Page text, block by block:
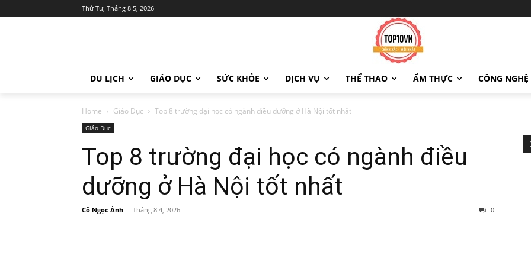
Thứ Tư, Tháng 8 5, 2026
DU LỊCH GIÁO DỤC SỨC KHỎE DỊCH VỤ THỂ THAO ẨM THỰC CÔNG NGHỆ
Home Giáo Dục Top 8 trường đại học có ngành điều dưỡng ở Hà Nội tốt nhất
Giáo Dục
Top 8 trường đại học có ngành điều
dưỡng ở Hà Nội tốt nhất
Cô Ngọc Ánh - Tháng 8 4, 2026 0